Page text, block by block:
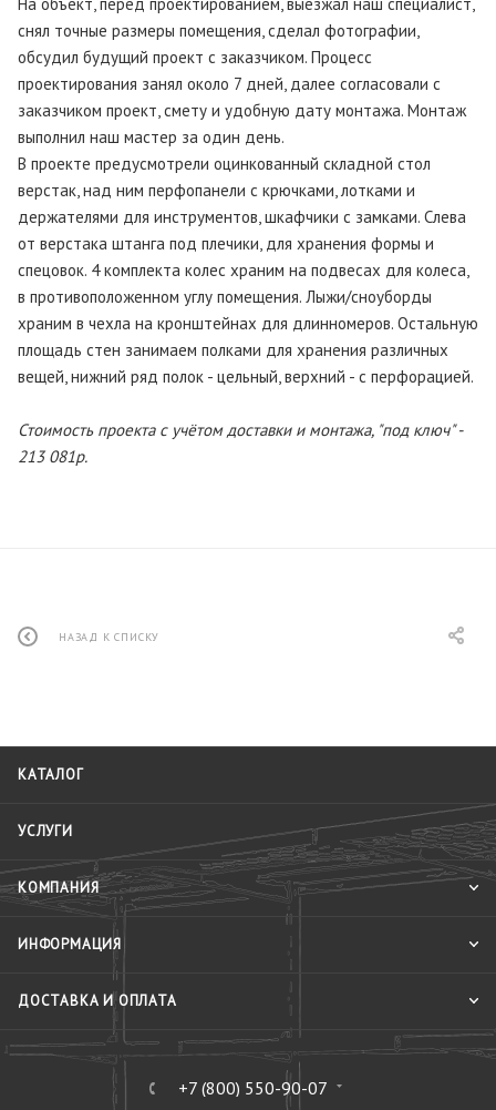
снял точные размеры помещения, сделал фотографии,
обсудил будущий проект с заказчиком. Процесс
проектирования занял около 7 дней, далее согласовали с
заказчиком проект, смету и удобную дату монтажа. Монтаж
выполнил наш мастер за один день.
В проекте предусмотрели оцинкованный складной стол
верстак, над ним перфопанели с крючками, лотками и
держателями для инструментов, шкафчики с замками. Слева
от верстака штанга под плечики, для хранения формы и
спецовок. 4 комплекта колес храним на подвесах для колеса,
в противоположенном углу помещения. Лыжи/сноуборды
храним в чехла на кронштейнах для длинномеров. Остальную
площадь стен занимаем полками для хранения различных
вещей, нижний ряд полок - цельный, верхний - с перфорацией.
Стоимость проекта с учётом доставки и монтажа, "под ключ" -
213 081р.
НАЗАД К СПИСКУ
КАТАЛОГ
УСЛУГИ
КОМПАНИЯ
ИНФОРМАЦИЯ
ДОСТАВКА И ОПЛАТА
+7 (800) 550-90-07